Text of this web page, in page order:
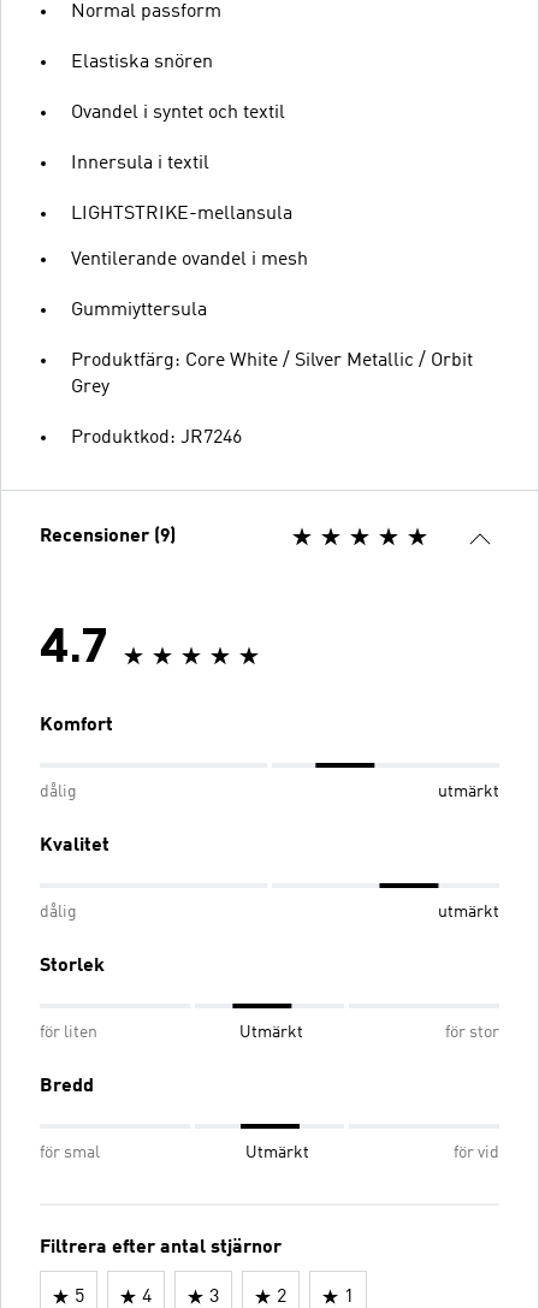
Normal passform
Elastiska snören
Ovandel i syntet och textil
Innersula i textil
LIGHTSTRIKE-mellansula
Ventilerande ovandel i mesh
Gummiyttersula
Produktfärg: Core White / Silver Metallic / Orbit
Grey
Produktkod: JR7246
Recensioner (9)
4.7
Komfort
dålig utmärkt
Kvalitet
dålig utmärkt
Storlek
för liten Utmärkt för stor
Bredd
för smal Utmärkt för vid
Filtrera efter antal stjärnor
5 4 3 2 1